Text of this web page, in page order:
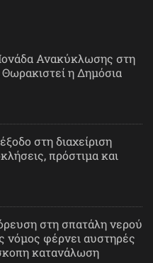
Ανακύκλωσης στη
η Δημόσια
στη διαχείριση
πρόστιμα και
στη σπατάλη νερού
νόμος φέρνει αυστηρές
κατανάλωση